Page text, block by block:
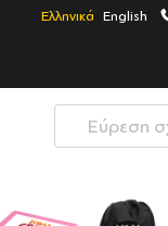
Ελληνικά English